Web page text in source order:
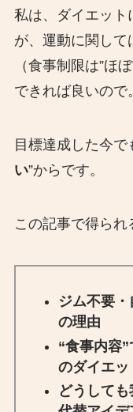
私は、ダイエット
が、運動に関して
（食事制限は”ほ
できれば良いので
目標達成した今で
い”からです。
この記事で得られ
ジム不要
の理由
“食事内容
のダイエッ
どうして